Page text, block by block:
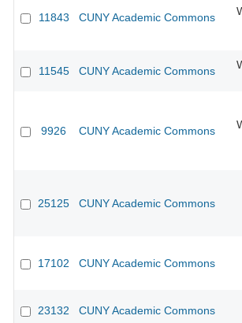
11843 CUNY Academic Commons
11545 CUNY Academic Commons
9926 CUNY Academic Commons
25125 CUNY Academic Commons
17102 CUNY Academic Commons
23132 CUNY Academic Commons